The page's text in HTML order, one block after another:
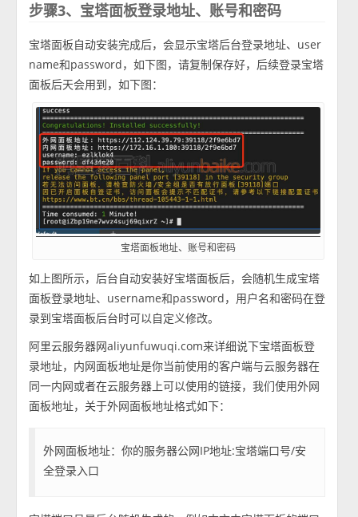
步骤3、宝塔面板登录地址、账号和密码
宝塔面板自动安装完成后，会显示宝塔后台登录地址、user
name和password，如下图，请复制保存好，后续登录宝塔
面板后天会用到，如下图：
宝塔面板地址、账号和密码
如上图所示，后台自动安装好宝塔面板后，会随机生成宝塔
面板登录地址、username和password，用户名和密码在登
录到宝塔面板后台时可以自定义修改。
阿里云服务器网aliyunfuwuqi.com来详细说下宝塔面板登
录地址，内网面板地址是你当前使用的客户端与云服务器在
同一内网或者在云服务器上可以使用的链接，我们使用外网
面板地址，关于外网面板地址格式如下：
外网面板地址：你的服务器公网IP地址:宝塔端口号/安
全登录入口